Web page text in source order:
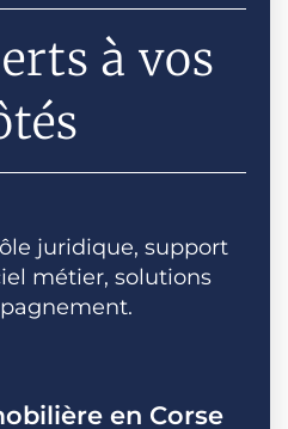
à vos
juridique, support
métier, solutions
en Corse